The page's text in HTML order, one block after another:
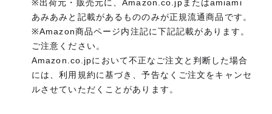
※出荷元・販売元に、Amazon.co.jpまたはamiami
あみあみと記載があるもののみが正規流通商品です。
※Amazon商品ページ内注記に下記記載があります。
ご注意ください。
Amazon.co.jpにおいて不正なご注文と判断した場合
には、利用規約に基づき、予告なくご注文をキャンセ
ルさせていただくことがあります。